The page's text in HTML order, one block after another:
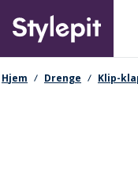
main
content
Primary
navigationssti
Hjem Drenge Klip-